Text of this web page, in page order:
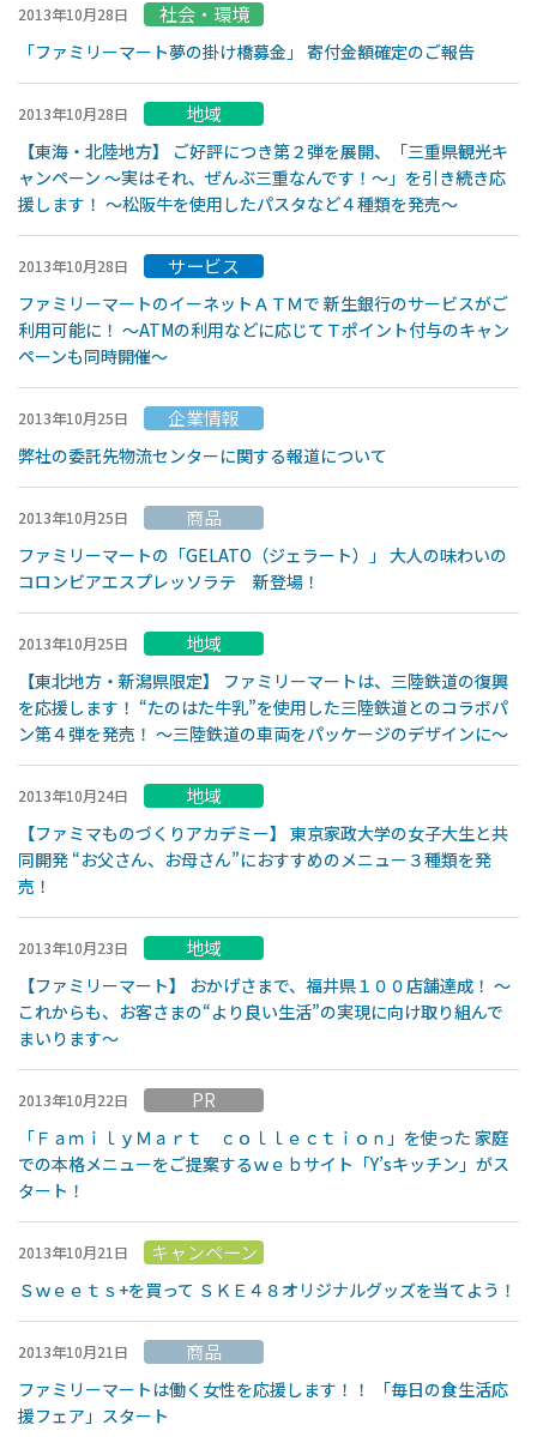
2013年10月28日 社会・環境
「ファミリーマート夢の掛け橋募金」 寄付金額確定のご報告
2013年10月28日 地域
【東海・北陸地方】 ご好評につき第２弾を展開、「三重県観光キ
ャンペーン 〜実はそれ、ぜんぶ三重なんです！〜」を引き続き応
援します！ 〜松阪牛を使用したパスタなど４種類を発売〜
2013年10月28日 サービス
ファミリーマートのイーネットＡＴＭで 新生銀行のサービスがご
利用可能に！ 〜ATMの利用などに応じてＴポイント付与のキャン
ペーンも同時開催〜
2013年10月25日 企業情報
弊社の委託先物流センターに関する報道について
2013年10月25日 商品
ファミリーマートの「GELATO（ジェラート）」 大人の味わいの
コロンビアエスプレッソラテ 新登場！
2013年10月25日 地域
【東北地方・新潟県限定】 ファミリーマートは、三陸鉄道の復興
を応援します！ “たのはた牛乳”を使用した三陸鉄道とのコラボパ
ン第４弾を発売！ ～三陸鉄道の車両をパッケージのデザインに～
2013年10月24日 地域
【ファミマものづくりアカデミー】 東京家政大学の女子大生と共
同開発 “お父さん、お母さん”におすすめのメニュー３種類を発
売！
2013年10月23日 地域
【ファミリーマート】 おかげさまで、福井県１００店舗達成！ 〜
これからも、お客さまの“より良い生活”の実現に向け取り組んで
まいります〜
2013年10月22日 PR
「ＦａｍｉｌｙＭａｒｔ ｃｏｌｌｅｃｔｉｏｎ」を使った 家庭
での本格メニューをご提案するｗｅｂサイト「Y’sキッチン」がス
タート！
2013年10月21日 キャンペーン
Ｓｗｅｅｔｓ+を買って ＳＫＥ４８オリジナルグッズを当てよう！
2013年10月21日 商品
ファミリーマートは働く女性を応援します！！ 「毎日の食生活応
援フェア」スタート